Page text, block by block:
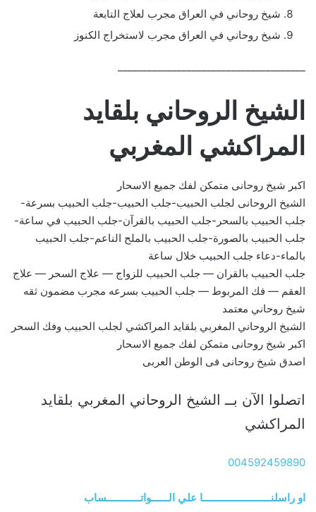
شيخ روحاني في العراق مجرب لعلاج التابعة
شيخ روحاني في العراق مجرب لاستخراج الكنوز
الشيخ الروحاني بلقايد
المراكشي المغربي
اكبر شيخ روحانى متمكن لفك جميع الاسحار
الشيخ الروحانى لجلب الحبيب-جلب الحبيب-جلب الحبيب بسرعة-
جلب الحبيب بالسحر-جلب الحبيب بالقرآن-جلب الحبيب في ساعة-
جلب الحبيب بالصورة-جلب الحبيب بالملح الناعم-جلب الحبيب
بالماء-دعاء جلب الحبيب خلال ساعة
جلب الحبيب بالقران — جلب الحبيب للزواج — علاج السحر — علاج
العقم — فك المربوط — جلب الحبيب بسرعه مجرب مضمون ثقه
شيخ روحاني معتمد
الشيخ الروحاني المغربي بلقايد المراكشي لجلب الحبيب وفك السحر
اكبر شيخ روحانى متمكن لفك جميع الاسحار
اصدق شيخ روحانى فى الوطن العربى
اتصلوا الآن بــ الشيخ الروحاني المغربي بلقايد
المراكشي
004592459890
او راسلنــــــــــــــــــــــــا علي الــــــواتــــــــــــساب